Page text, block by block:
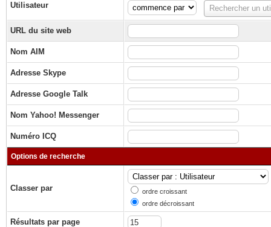
Utilisateur Rechercher un
Utilisateur
URL du site web
Nom AIM
Adresse Skype
Adresse Google Talk
Nom Yahoo! Messenger
Numéro ICQ
Options de recherche
Classer par
ordre croissant
ordre décroissant
Résultats par page